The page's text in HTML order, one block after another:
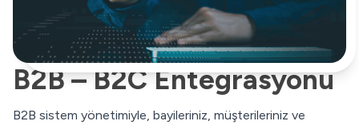
B2B – B2C Entegrasyonu
B2B sistem yönetimiyle, bayileriniz, müşterileriniz ve